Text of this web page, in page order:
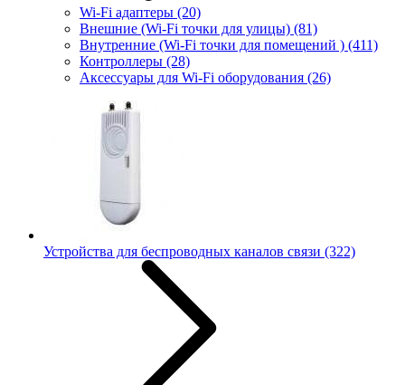
Wi-Fi адаптеры (20)
Внешние (Wi-Fi точки для улицы) (81)
Внутренние (Wi-Fi точки для помещений ) (411)
Контроллеры (28)
Аксессуары для Wi-Fi оборудования (26)
Устройства для беспроводных каналов связи (322)